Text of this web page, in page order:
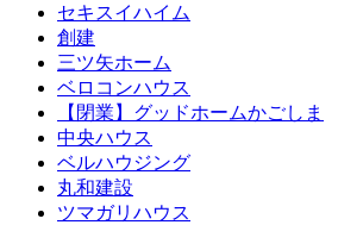
セキスイハイム
創建
三ツ矢ホーム
ベロコンハウス
【閉業】グッドホームかごしま
中央ハウス
ベルハウジング
丸和建設
ツマガリハウス